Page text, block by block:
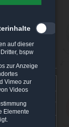
2
auf dieser
bspw
zur Anzeige
Vimeo zur
Videos
Elemente